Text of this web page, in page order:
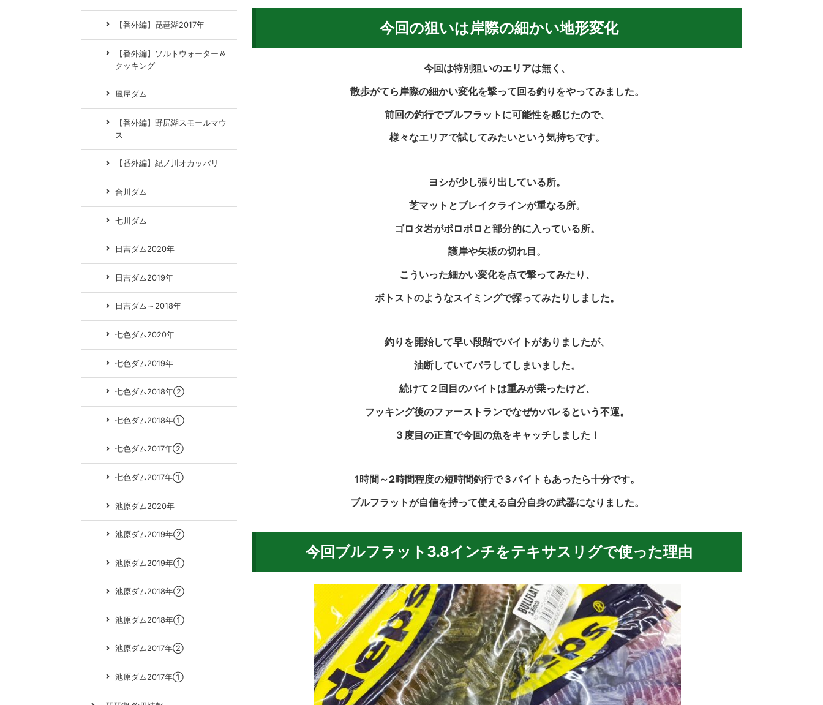
今回の狙いは岸際の細かい地形変化
今回は特別狙いのエリアは無く、
散歩がてら岸際の細かい変化を撃って回る釣りをやってみました。
前回の釣行でブルフラットに可能性を感じたので、
様々なエリアで試してみたいという気持ちです。
ヨシが少し張り出している所。
芝マットとブレイクラインが重なる所。
ゴロタ岩がポロポロと部分的に入っている所。
護岸や矢板の切れ目。
こういった細かい変化を点で撃ってみたり、
ボトストのようなスイミングで探ってみたりしました。
釣りを開始して早い段階でバイトがありましたが、
油断していてバラしてしまいました。
続けて２回目のバイトは重みが乗ったけど、
フッキング後のファーストランでなぜかバレるという不運。
３度目の正直で今回の魚をキャッチしました！
1時間～2時間程度の短時間釣行で３バイトもあったら十分です。
ブルフラットが自信を持って使える自分自身の武器になりました。
今回ブルフラット3.8インチをテキサスリグで使った理由
【番外編】琵琶湖2017年
【番外編】ソルトウォーター＆
クッキング
風屋ダム
【番外編】野尻湖スモールマウ
ス
【番外編】紀ノ川オカッパリ
合川ダム
七川ダム
日吉ダム2020年
日吉ダム2019年
日吉ダム～2018年
七色ダム2020年
七色ダム2019年
七色ダム2018年②
七色ダム2018年①
七色ダム2017年②
七色ダム2017年①
池原ダム2020年
池原ダム2019年②
池原ダム2019年①
池原ダム2018年②
池原ダム2018年①
池原ダム2017年②
池原ダム2017年①